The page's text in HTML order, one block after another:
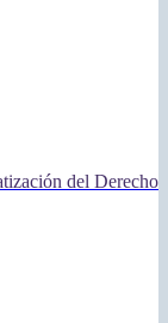
del Derecho